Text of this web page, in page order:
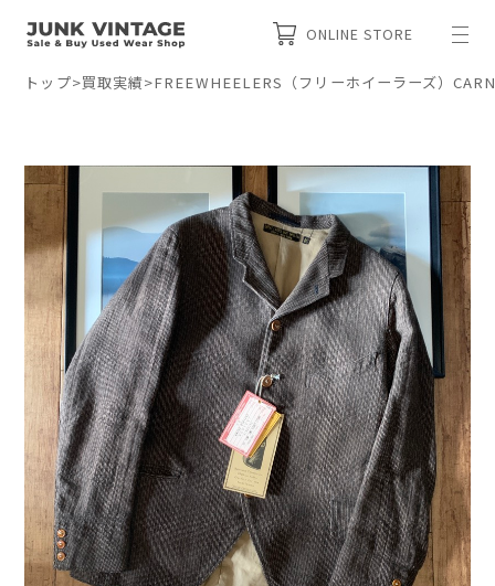
ONLINE STORE
トップ>買取実績>FREEWHEELERS（フリーホイーラーズ）